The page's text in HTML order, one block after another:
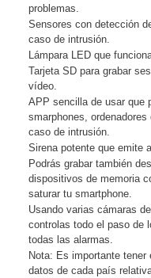
problemas.
Sensores con detección
caso de intrusión.
Lámpara LED que
Tarjeta SD para grabar
vídeo.
APP sencilla de usar que
smarphones,
caso de intrusión.
Sirena potente que emite
Podrás grabar también
dispositivos de memoria
saturar tu smartphone.
Usando varias cámaras
controlas todo el paso de
todas las alarmas.
Nota: Es importante
datos de cada país